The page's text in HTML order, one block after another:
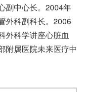
副中心长。2004年
外科副科长。2006
外科学讲座心脏血
附属医院未来医疗中